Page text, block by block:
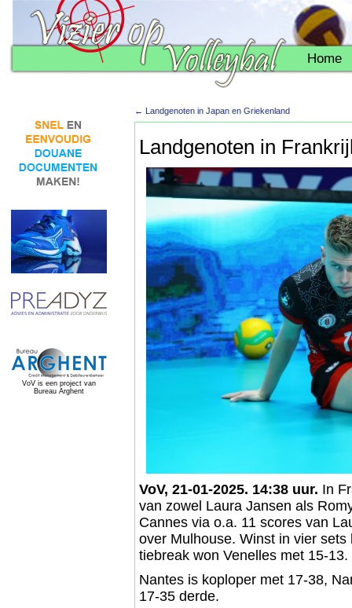
Home
VoV is een project van
Bureau Arghent
← Landgenoten in Japan en Griekenland
Landgenoten in
VoV, 21-01-2025. 14:38 uur. In
van zowel Laura Jansen als
Cannes via o.a. 11 scores van
over Mulhouse. Winst in vier
tiebreak won Venelles met 15-
Nantes is koploper met 17-38,
17-35 derde.